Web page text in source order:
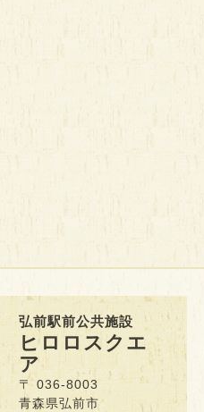
弘前駅前公共施設
ヒロロスクエ
ア
〒 036-8003
青森県弘前市